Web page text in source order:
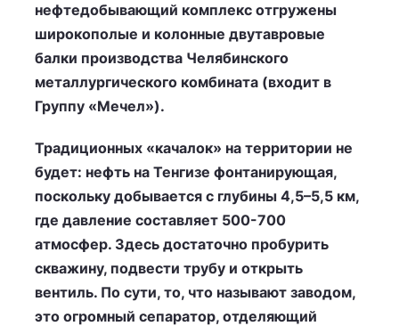
нефтедобывающий комплекс отгружены
широкополые и колонные двутавровые
балки производства Челябинского
металлургического комбината (входит в
Группу «Мечел»).
Традиционных «качалок» на территории не
будет: нефть на Тенгизе фонтанирующая,
поскольку добывается с глубины 4,5–5,5 км,
где давление составляет 500-700
атмосфер. Здесь достаточно пробурить
скважину, подвести трубу и открыть
вентиль. По сути, то, что называют заводом,
это огромный сепаратор, отделяющий